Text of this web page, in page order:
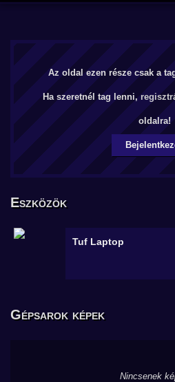
Az oldal ezen része csak a
Ha szeretnél tag lenni,
oldalra!
Eszközök
Tuf Laptop
Gépsarok képek
Nincsenek